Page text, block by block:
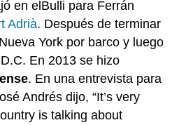
en elBulli para Ferrán
Adrià. Después de terminar
York por barco y luego
En 2013 se hizo
. En una entrevista para
Andrés dijo, “It’s very
is talking about